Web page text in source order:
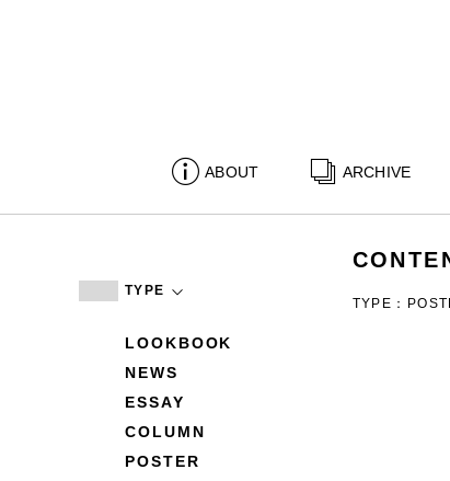
ABOUT ARCHIVE
TYPE
LOOKBOOK
NEWS
ESSAY
COLUMN
POSTER
TYPE：